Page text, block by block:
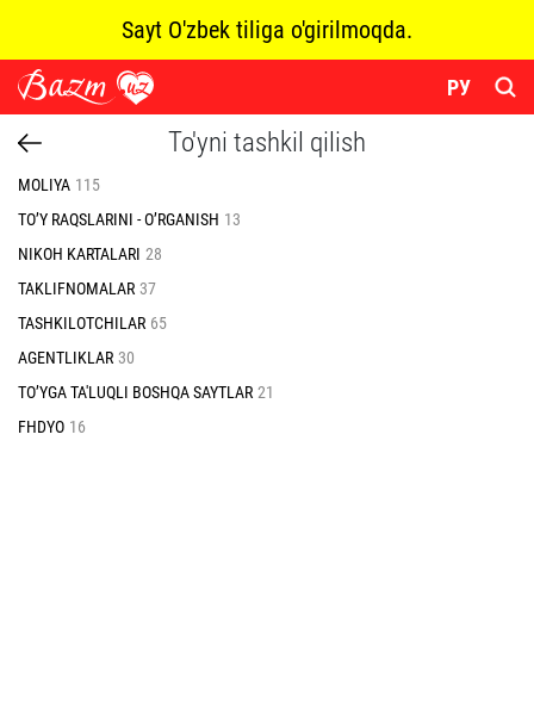
Sayt O'zbek tiliga o'girilmoqda.
РУ
To'yni tashkil qilish
MOLIYA 115
TO’Y RAQSLARINI - O’RGANISH 13
NIKOH KARTALARI 28
TAKLIFNOMALAR 37
TASHKILOTCHILAR 65
AGENTLIKLAR 30
TO’YGA TA'LUQLI BOSHQA SAYTLAR 21
FHDYO 16